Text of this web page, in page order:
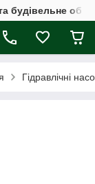
будівельне
Гідравлічні